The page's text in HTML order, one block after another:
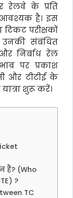
रेलवे के प्रति
है। इस
परीक्षकों
संबंधित
निर्बाध रेल
पर प्रकाश
और टीटीई के
शुरू करें।
हैं? (Who
?
TC